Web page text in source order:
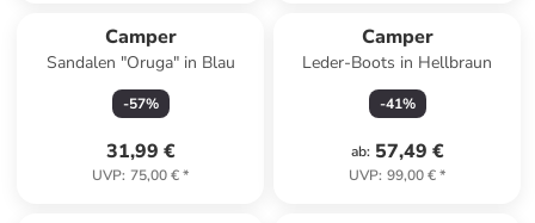
Camper
Sandalen "Oruga" in Blau
-57%
31,99 €
UVP: 75,00 €*
Camper
Leder-Boots in Hellbraun
-41%
ab: 57,49 €
UVP: 99,00 €*